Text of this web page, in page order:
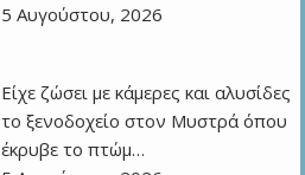
5 Αυγούστου, 2026
Είχε ζώσει με κάμερες και αλυσίδες
το ξενοδοχείο στον Μυστρά όπου
έκρυβε το πτώμ…